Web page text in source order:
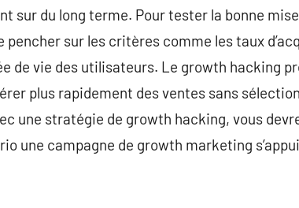
sur du long terme. Pour tester la bonne
pencher sur les critères comme les taux
de vie des utilisateurs. Le growth hacking
plus rapidement des ventes sans
une stratégie de growth hacking, vous
une campagne de growth marketing